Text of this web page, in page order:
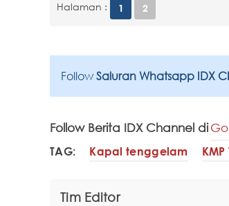
Halaman : 1 2
Follow Saluran Whatsapp IDX
Follow Berita IDX Channel di
TAG: Kapal tenggelam
Tim Editor